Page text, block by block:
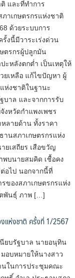
และที่ทำการ
าเกษตรกรแห่งชาติ
ด้วยระบบการ
งนี้มีวาระเร่งด่วน
ษตรกรผู้ปลูกมัน
ะหลังตกต่ำ เป็นเหตุให้
ยเหลือ แก้ไขปัญหา ผู้
ห่งชาติในฐานะ
บาล และจากการรับ
งหวัดกำแพงเพชร
ลายด้าน ทั้งราคา
นสภาเกษตรกรแห่ง
ยเสถียร เสือขวัญ
พบนายสมคิด เชื้อคง
อไป นอกจากนี้ที่
ของสภาเกษตรกรแห่ง
นธุ์ ภาพ […]
งแห่งชาติ ครั้งที่ 1/2567
ยบรัฐบาล นายอนุทิน
อบหมายให้นางสาว
นในการประชุมคณะ